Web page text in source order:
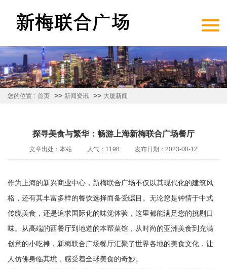
您的位置 : 首页 >> 新闻资讯 >> 大厦新闻
探寻美食与繁华：畅游上海新梅联合广场餐厅
文章出处：本站 人气：1198 发布日期：2023-08-12
作为上海的新兴商业中心，新梅联合广场不仅以其现代化的建筑风
格，还有其丰富多样的餐饮选择而备受瞩目。无论您是钟情于中式
传统美食，还是追求国际化的味觉体验，这里都能满足您的挑剔口
味。从高端的西餐厅到地道的本帮菜馆，从时尚的亚洲美食到充满
创意的小吃摊，新梅联合广场餐厅汇聚了世界各地的美食文化，让
人仿佛身临其境，感受着全球美食的奇妙。